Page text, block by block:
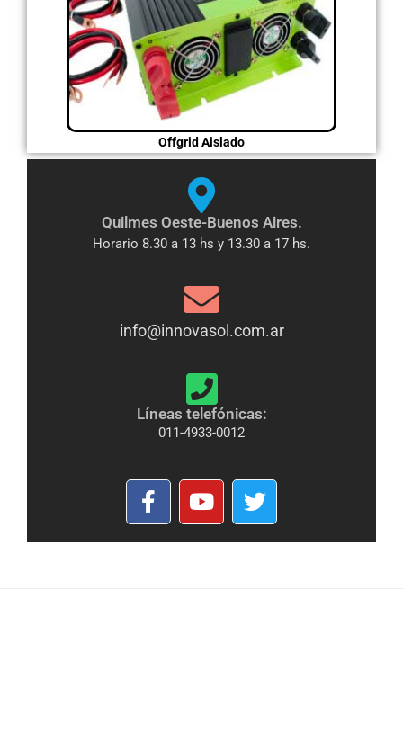
Offgrid Aislado
Quilmes Oeste-Buenos Aires.
Horario 8.30 a 13 hs y 13.30 a 17 hs.
info@innovasol.com.ar
Líneas telefónicas:
011-4933-0012